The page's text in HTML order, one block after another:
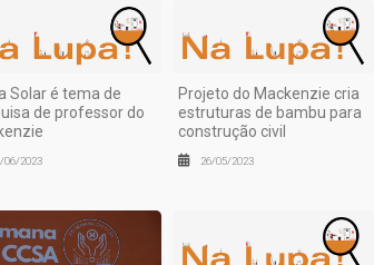
Solar é tema de
de professor do
06/2023
Projeto do Mackenzie cria
estruturas de bambu para
construção civil
26/05/2023